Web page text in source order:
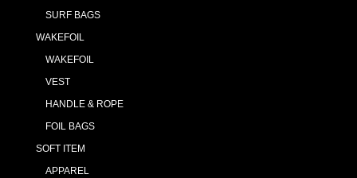
SURF BAGS
WAKEFOIL
WAKEFOIL
VEST
HANDLE & ROPE
FOIL BAGS
SOFT ITEM
APPAREL